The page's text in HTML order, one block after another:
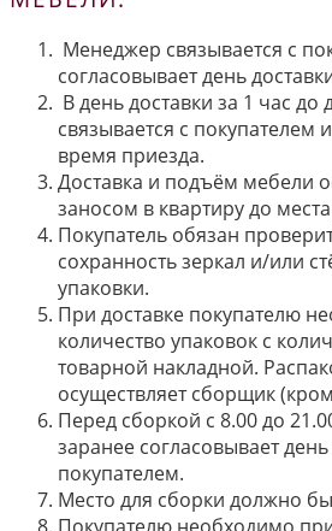
Менеджер связывается с
согласовывает день
В день доставки за 1 час до
связывается с покупателем
время приезда.
Доставка и подъём мебели
заносом в квартиру до
Покупатель обязан
сохранность зеркал и/или
упаковки.
При доставке покупателю
количество упаковок с
товарной накладной.
осуществляет сборщик
Перед сборкой с 8.00 до
заранее согласовывает
покупателем.
Место для сборки должно